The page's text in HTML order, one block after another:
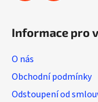
Informace pro
O nás
Obchodní podmínky
Odstoupení od